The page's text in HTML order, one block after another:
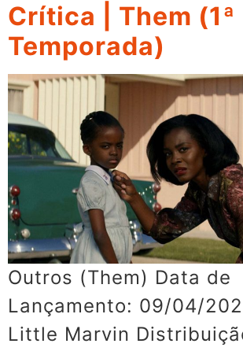
Crítica | Them (1ª
Temporada)
Outros (Them) Data de
Lançamento: 09/04/
Little Marvin